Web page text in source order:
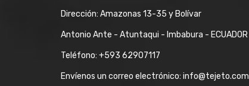
Dirección: Amazonas 13-35 y Bolívar
Antonio Ante - Atuntaqui - Imbabura - ECUADOR
Teléfono: +593 62907117
Envíenos un correo electrónico: info@tejeto.com